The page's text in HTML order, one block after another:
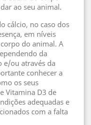
ao seu animal.
cálcio, no caso dos
em níveis
do animal. A
da
e/ou através da
conhecer a
os seus
Vitamina D3 de
adequadas e
com a falta